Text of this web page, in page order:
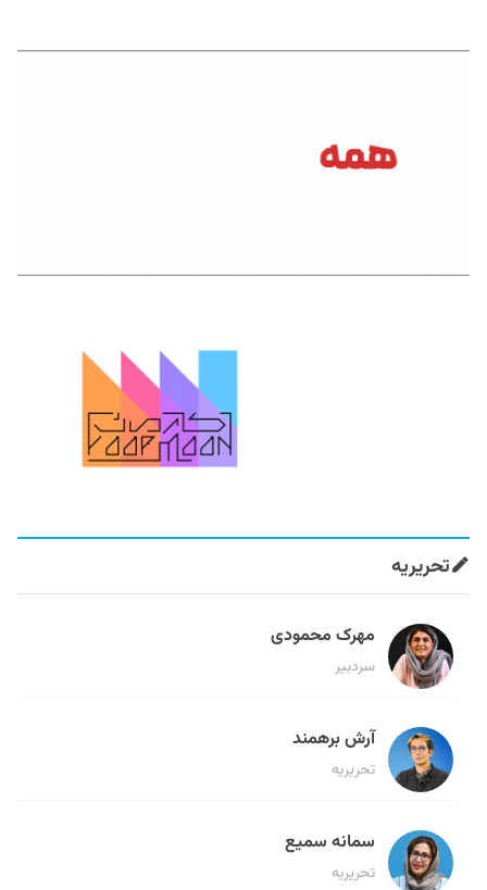
تحریریه
مهرک محمودی
سردبیر
آرش برهمند
تحریریه
سمانه سمیع
تحریریه